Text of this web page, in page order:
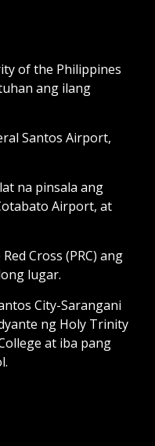
of the Philippines
ang ilang
Santos Airport,
na pinsala ang
Airport, at
Cross (PRC) ang
lugar.
City-Sarangani
ng Holy Trinity
at iba pang